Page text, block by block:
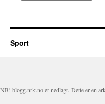
Sport
NB! blogg.nrk.no er nedlagt. Dette er en